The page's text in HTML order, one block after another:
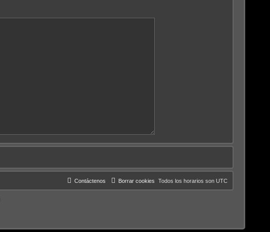
Todos los horarios son UTC
Borrar cookies
Contáctenos